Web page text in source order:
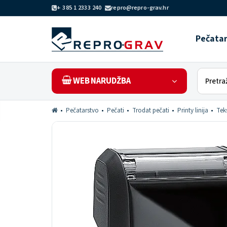
+ 385 1 2333 240 repro@repro-grav.hr
WEB NARUDŽBA
Pečatarstvo Pečati Trodat pečati Printy linija